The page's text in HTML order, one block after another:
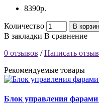
8390р.
Количество В
В закладки В сравнение
0 отзывов /Написать отзыв
Рекомендуемые товары
Блок управления